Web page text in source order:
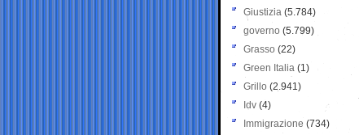
Giustizia (5.784)
governo (5.799)
Grasso (22)
Green Italia (1)
Grillo (2.941)
Idv (4)
Immigrazione (734)